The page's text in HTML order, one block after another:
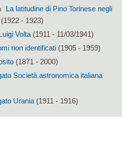
La latitudine di Pino Torinese negli
- 1923)
Volta (1911 - 11/03/1941)
non identificati (1905 - 1959)
(1871 - 2000)
Società astronomica italiana
Urania(1911 - 1916)